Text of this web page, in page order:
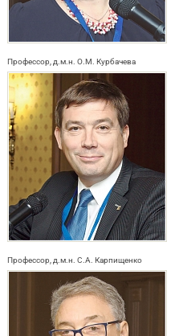
Профессор, д.м.н. О.М. Курбачева
Профессор, д.м.н. С.А. Карпищенко